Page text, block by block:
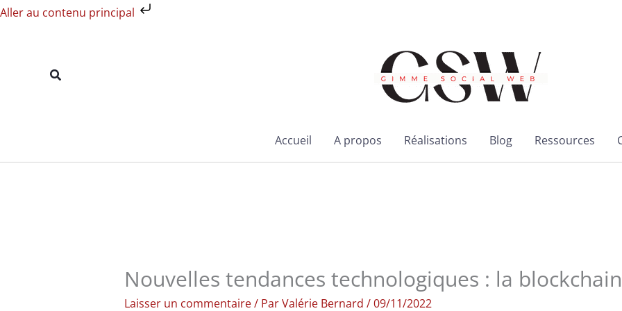
Aller au contenu principal
Aller
Rechercher
Accueil A propos Réalisations Blog Ressources
Nouvelles tendances technologiques : la blockchain
Laisser un commentaire/ ParValérie Bernard /09/11/2022